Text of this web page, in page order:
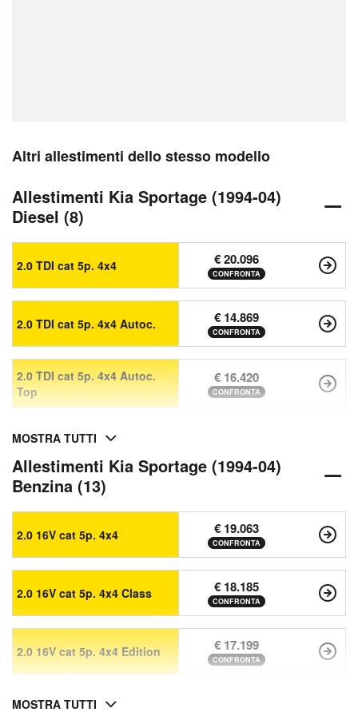
Altri allestimenti dello stesso modello
Allestimenti Kia Sportage (1994-04)
Diesel (8)
2.0 TDI cat 5p. 4x4 € 20.096
CONFRONTA
2.0 TDI cat 5p. 4x4 Autoc. € 14.869
CONFRONTA
2.0 TDI cat 5p. 4x4 Autoc.
Top
€ 16.420
CONFRONTA
MOSTRA TUTTI
Allestimenti Kia Sportage (1994-04)
Benzina (13)
2.0 16V cat 5p. 4x4 € 19.063
CONFRONTA
2.0 16V cat 5p. 4x4 Class € 18.185
CONFRONTA
2.0 16V cat 5p. 4x4 Edition € 17.199
CONFRONTA
MOSTRA TUTTI